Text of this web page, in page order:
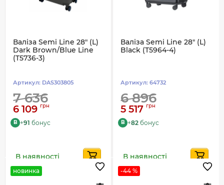
Валіза Semi Line 28" (L)
Dark Brown/Blue Line
(T5736-3)
Артикул: DAS303805
7 636
6 109 грн
B +91 бонус
В наявності
Валіза Semi Line 28" (L)
Black (T5964-4)
Артикул: 64732
6 896
5 517 грн
B +82 бонус
В наявності
новинка -44 %